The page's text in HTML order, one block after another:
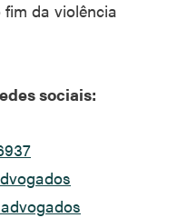
da violência
sociais: